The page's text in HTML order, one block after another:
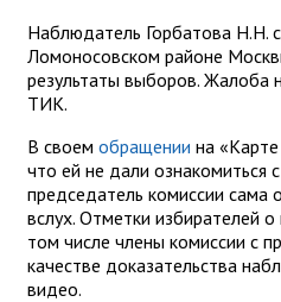
Наблюдатель Горбатова
Ломоносовском районе
результаты выборов. Жалоба
ТИК.
В своем обращении на «Карте
что ей не дали ознакомиться
председатель комиссии сама
вслух. Отметки избирателей
том числе члены комиссии с
качестве доказательства
видео.